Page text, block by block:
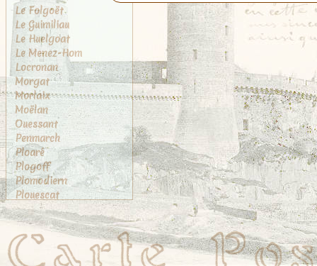
Le Folgoët
Le Guimiliau
Le Huelgoat
Le Menez-Hom
Locronan
Morgat
Morlaix
Moëlan
Ouessant
Penmarch
Ploaré
Plogoff
Plomodiern
Plouescat
Plougasnou
Plougastel
Plougastel-Daoulas
Pont-Aven